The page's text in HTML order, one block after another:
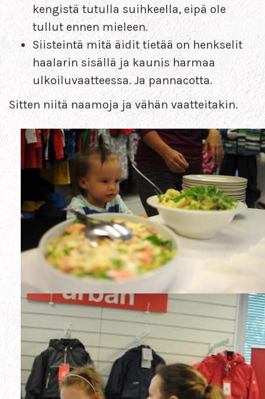
kengistä tutulla suihkeella, eipä ole
tullut ennen mieleen.
Siisteintä mitä äidit tietää on henkselit
haalarin sisällä ja kaunis harmaa
ulkoiluvaatteessa. Ja pannacotta.
Sitten niitä naamoja ja vähän vaatteitakin.